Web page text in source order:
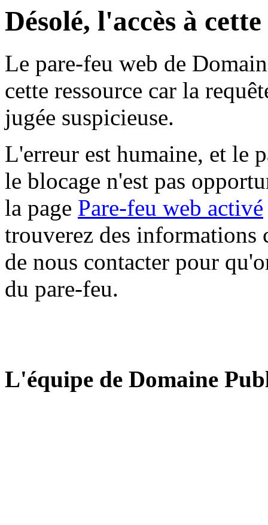
Désolé, l'accès à
Le pare-feu web de
cette ressource car la
jugée suspicieuse.
L'erreur est humaine, et le
le blocage n'est pas
la page Pare-feu web activé
trouverez des informations
de nous contacter pour
du pare-feu.
L'équipe de Domaine